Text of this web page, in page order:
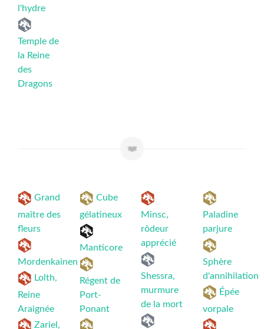
l'hydre
Temple de
la Reine
des
Dragons
Grand
maître des
fleurs
Mordenkainen
Lolth,
Reine
Araignée
Zariel,
Cube
gélatineux
Manticore
Régent de
Port-
Ponant
Minsc,
rôdeur
apprécié
Shessra,
murmure
de la mort
Paladine
parjure
Sphère
d'annihilation
Épée
vorpale